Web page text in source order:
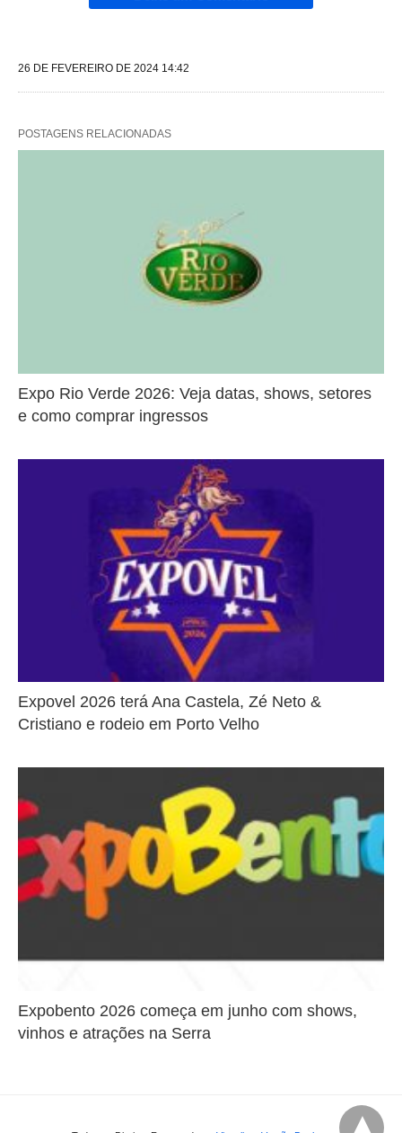
26 DE FEVEREIRO DE 2024 14:42
POSTAGENS RELACIONADAS
Expo Rio Verde 2026: Veja datas, shows, setores
e como comprar ingressos
Expovel 2026 terá Ana Castela, Zé Neto &
Cristiano e rodeio em Porto Velho
Expobento 2026 começa em junho com shows,
vinhos e atrações na Serra